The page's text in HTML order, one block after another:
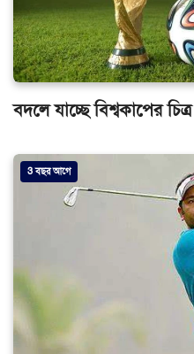
বদলে যাচ্ছে বিশ্বকাপের
3 বছর আগে